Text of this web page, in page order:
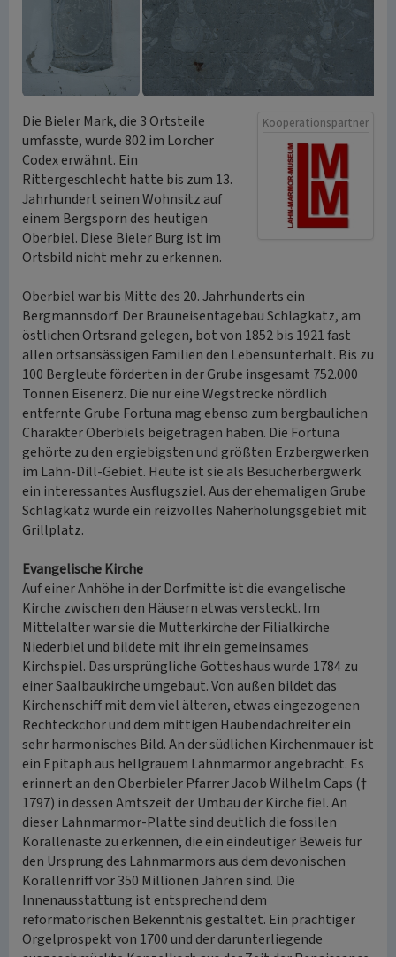
Kooperationspartner
Die Bieler Mark, die 3 Ortsteile
umfasste, wurde 802 im Lorcher
Codex erwähnt. Ein
Rittergeschlecht hatte bis zum 13.
Jahrhundert seinen Wohnsitz auf
einem Bergsporn des heutigen
Oberbiel. Diese Bieler Burg ist im
Ortsbild nicht mehr zu erkennen.
Oberbiel war bis Mitte des 20. Jahrhunderts ein
Bergmannsdorf. Der Brauneisentagebau Schlagkatz, am
östlichen Ortsrand gelegen, bot von 1852 bis 1921 fast
allen ortsansässigen Familien den Lebensunterhalt. Bis zu
100 Bergleute förderten in der Grube insgesamt 752.000
Tonnen Eisenerz. Die nur eine Wegstrecke nördlich
entfernte Grube Fortuna mag ebenso zum bergbaulichen
Charakter Oberbiels beigetragen haben. Die Fortuna
gehörte zu den ergiebigsten und größten Erzbergwerken
im Lahn-Dill-Gebiet. Heute ist sie als Besucherbergwerk
ein interessantes Ausflugsziel. Aus der ehemaligen Grube
Schlagkatz wurde ein reizvolles Naherholungsgebiet mit
Grillplatz.
Evangelische Kirche
Auf einer Anhöhe in der Dorfmitte ist die evangelische
Kirche zwischen den Häusern etwas versteckt. Im
Mittelalter war sie die Mutterkirche der Filialkirche
Niederbiel und bildete mit ihr ein gemeinsames
Kirchspiel. Das ursprüngliche Gotteshaus wurde 1784 zu
einer Saalbaukirche umgebaut. Von außen bildet das
Kirchenschiff mit dem viel älteren, etwas eingezogenen
Rechteckchor und dem mittigen Haubendachreiter ein
sehr harmonisches Bild. An der südlichen Kirchenmauer ist
ein Epitaph aus hellgrauem Lahnmarmor angebracht. Es
erinnert an den Oberbieler Pfarrer Jacob Wilhelm Caps (†
1797) in dessen Amtszeit der Umbau der Kirche fiel. An
dieser Lahnmarmor-Platte sind deutlich die fossilen
Korallenäste zu erkennen, die ein eindeutiger Beweis für
den Ursprung des Lahnmarmors aus dem devonischen
Korallenriff vor 350 Millionen Jahren sind. Die
Innenausstattung ist entsprechend dem
reformatorischen Bekenntnis gestaltet. Ein prächtiger
Orgelprospekt von 1700 und der darunterliegende